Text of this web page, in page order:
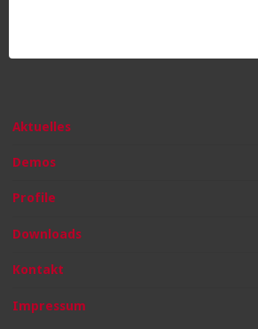
Aktuelles
Demos
Profile
Downloads
Kontakt
Impressum